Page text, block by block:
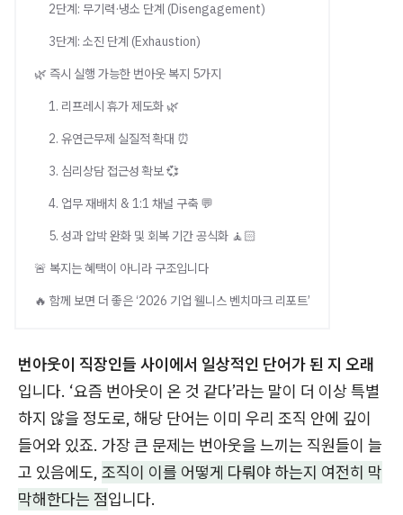
2단계: 무기력·냉소 단계 (Disengagement)
3단계: 소진 단계 (Exhaustion)
🌿 즉시 실행 가능한 번아웃 복지 5가지
1. 리프레시 휴가 제도화 🌿
2. 유연근무제 실질적 확대 ⏰
3. 심리상담 접근성 확보 💞
4. 업무 재배치 & 1:1 채널 구축 💬
5. 성과 압박 완화 및 회복 기간 공식화 🧘🏻
🚨 복지는 혜택이 아니라 구조입니다
🔥 함께 보면 더 좋은 ‘2026 기업 웰니스 벤치마크 리포트’
번아웃이 직장인들 사이에서 일상적인 단어가 된 지 오래
입니다. ‘요즘 번아웃이 온 것 같다’라는 말이 더 이상 특별
하지 않을 정도로, 해당 단어는 이미 우리 조직 안에 깊이
들어와 있죠. 가장 큰 문제는 번아웃을 느끼는 직원들이 늘
고 있음에도, 조직이 이를 어떻게 다뤄야 하는지 여전히 막
막해한다는 점입니다.